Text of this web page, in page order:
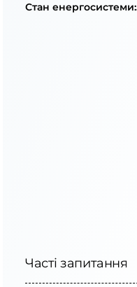
Стан енергосистеми:
Часті запитання